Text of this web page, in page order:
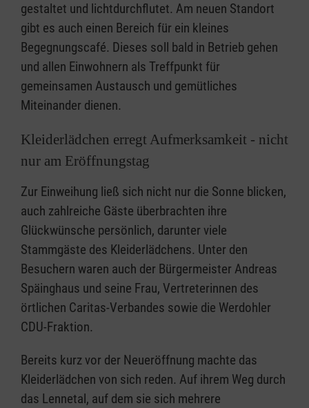
gestaltet und lichtdurchflutet. Am neuen Standort
gibt es auch einen Bereich für ein kleines
Begegnungscafé. Dieses soll bald in Betrieb gehen
und allen Einwohnern als Treffpunkt für
gemeinsamen Austausch und gemütliches
Miteinander dienen.
Kleiderlädchen erregt Aufmerksamkeit - nicht
nur am Eröffnungstag
Zur Einweihung ließ sich nicht nur die Sonne blicken,
auch zahlreiche Gäste überbrachten ihre
Glückwünsche persönlich, darunter viele
Stammgäste des Kleiderlädchens. Unter den
Besuchern waren auch der Bürgermeister Andreas
Späinghaus und seine Frau, Vertreterinnen des
örtlichen Caritas-Verbandes sowie die Werdohler
CDU-Fraktion.
Bereits kurz vor der Neueröffnung machte das
Kleiderlädchen von sich reden. Auf ihrem Weg durch
das Lennetal, auf dem sie sich mehrere